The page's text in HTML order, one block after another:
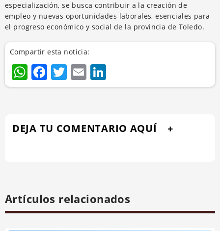
especialización, se busca contribuir a la creación de
empleo y nuevas oportunidades laborales, esenciales para
el progreso económico y social de la provincia de Toledo.
Compartir esta noticia:
WhatsApp
Facebook
Twitter
Email
DEJA TU COMENTARIO AQUÍ
Artículos relacionados